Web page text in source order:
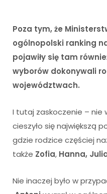
Poza tym, że
ogólnopolski ranking
pojawiły się tam
wyborów dokonywali
województwach.
I tutaj zaskoczenie – nie
cieszyło się największą
gdzie rodzice częściej
także Zofia, Hanna,
Nie inaczej było w